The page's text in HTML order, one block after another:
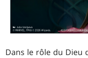
Dans le rôle du Dieu